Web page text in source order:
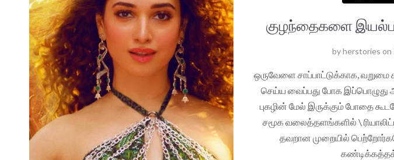
குழந்தைகளை
byherstories on
ஒருவேளை சாப்பாட்டுக்காக,
செய்ய வைப்பது போக
புகழின் மேல் இருக்கும் போதை
சமூக வலைத்தளங்களில் \
தவறான முறையில்